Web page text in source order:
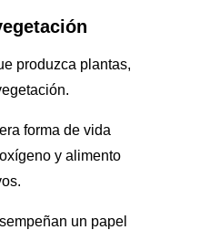
produzca plantas,
forma de vida
y alimento
un papel